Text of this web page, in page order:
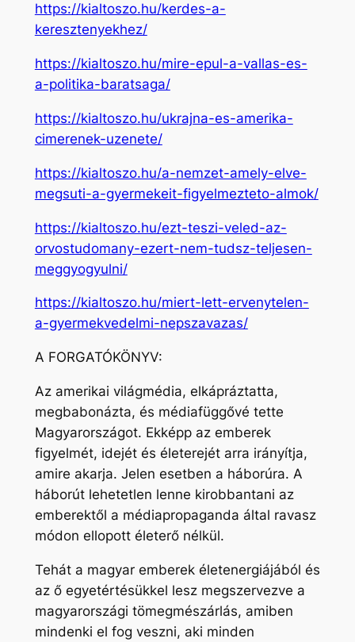
https://kialtoszo.hu/kerdes-a-
keresztenyekhez/
https://kialtoszo.hu/mire-epul-a-vallas-es-
a-politika-baratsaga/
https://kialtoszo.hu/ukrajna-es-amerika-
cimerenek-uzenete/
https://kialtoszo.hu/a-nemzet-amely-elve-
megsuti-a-gyermekeit-figyelmezteto-almok/
https://kialtoszo.hu/ezt-teszi-veled-az-
orvostudomany-ezert-nem-tudsz-teljesen-
meggyogyulni/
https://kialtoszo.hu/miert-lett-ervenytelen-
a-gyermekvedelmi-nepszavazas/
A FORGATÓKÖNYV:
Az amerikai világmédia, elkápráztatta,
megbabonázta, és médiafüggővé tette
Magyarországot. Ekképp az emberek
figyelmét, idejét és életerejét arra irányítja,
amire akarja. Jelen esetben a háborúra. A
háborút lehetetlen lenne kirobbantani az
emberektől a médiapropaganda által ravasz
módon ellopott életerő nélkül.
Tehát a magyar emberek életenergiájából és
az ő egyetértésükkel lesz megszervezve a
magyarországi tömegmészárlás, amiben
mindenki el fog veszni, aki minden